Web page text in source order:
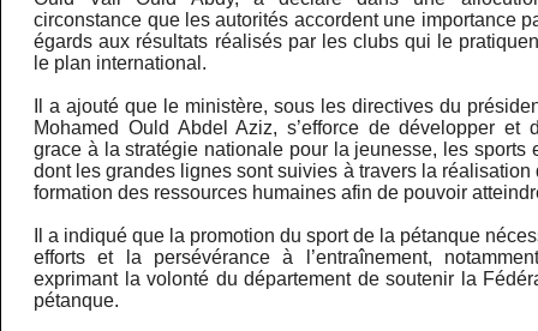
circonstance que les autorités accordent une importance
égards aux résultats réalisés par les clubs qui le
le plan international.
Il a ajouté que le ministère, sous les directives du
Mohamed Ould Abdel Aziz, s’efforce de développer et
grace à la stratégie nationale pour la jeunesse, les sports
dont les grandes lignes sont suivies à travers la réalisation
formation des ressources humaines afin de pouvoir
Il a indiqué que la promotion du sport de la pétanque
efforts et la persévérance à l’entraînement,
exprimant la volonté du département de soutenir la
pétanque.